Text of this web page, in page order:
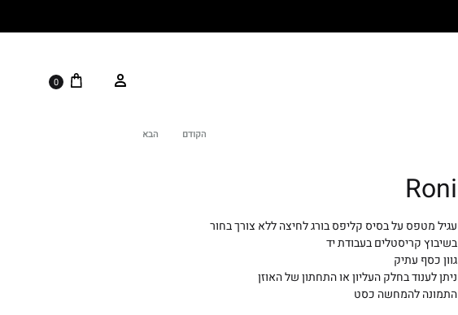
0
Product
הקודם הבא
Roni
עגיל מטפס על בסיס קליפס בורג לחיצה ללא צורך בחור
בשיבוץ קריסטלים בעבודת יד
גוון כסף עתיק
ניתן לענוד בחלק העליון או התחתון של האוזן
התמונה להמחשה כסט